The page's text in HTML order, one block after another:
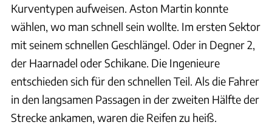
Kurventypen aufweisen. Aston Martin konnte
wählen, wo man schnell sein wollte. Im ersten Sektor
mit seinem schnellen Geschlängel. Oder in Degner 2,
der Haarnadel oder Schikane. Die Ingenieure
entschieden sich für den schnellen Teil. Als die Fahrer
in den langsamen Passagen in der zweiten Hälfte der
Strecke ankamen, waren die Reifen zu heiß.